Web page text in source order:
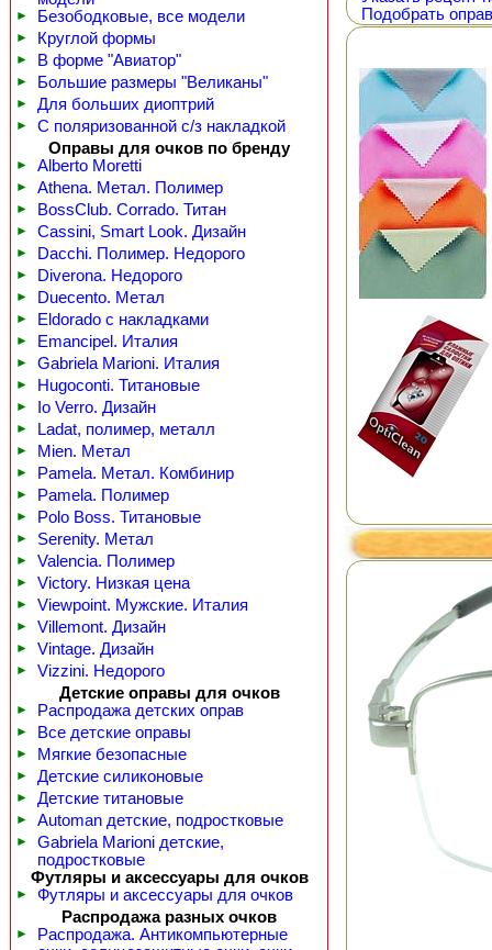
► Безободковые, все модели
► Круглой формы
► В форме "Авиатор"
► Большие размеры "Великаны"
► Для больших диоптрий
►
С поляризованной с/з накладкой
Оправы для очков по бренду
► Alberto Moretti
► Athena. Метал. Полимер
► BossClub. Corrado. Титан
► Cassini, Smart Look. Дизайн
► Dacchi. Полимер. Недорого
► Diverona. Недорого
► Duecento. Метал
► Eldorado с накладками
► Emancipel. Италия
► Gabriela Marioni. Италия
► Hugoconti. Титановые
► Io Verro. Дизайн
► Ladat, полимер, металл
► Mien. Метал
► Pamela. Метал. Комбинир
► Pamela. Полимер
► Polo Boss. Титановые
► Serenity. Метал
► Valencia. Полимер
► Victory. Низкая цена
► Viewpoint. Мужские. Италия
► Villemont. Дизайн
► Vintage. Дизайн
►
Vizzini. Недорого
Детские оправы для очков
► Распродажа детских оправ
► Все детские оправы
► Мягкие безопасные
► Детские силиконовые
► Детские титановые
► Automan детские, подростковые
►
Gabriela Marioni детские,
подростковые
Футляры и аксессуары для очков
►
Футляры и аксессуары для очков
Распродажа разных очков
►
Распродажа. Антикомпьютерные
Подобрать